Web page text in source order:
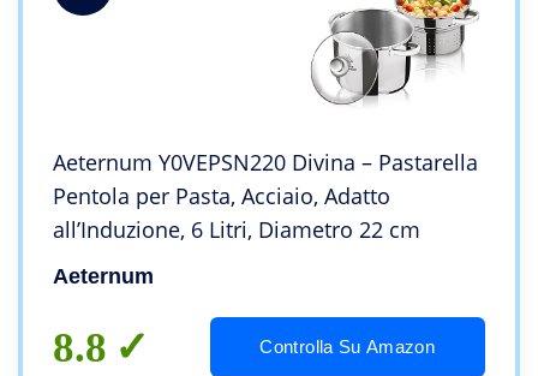
Aeternum Y0VEPSN220 Divina – Pastarella
Pentola per Pasta, Acciaio, Adatto
all’Induzione, 6 Litri, Diametro 22 cm
Aeternum
8.8 Controlla Su Amazon